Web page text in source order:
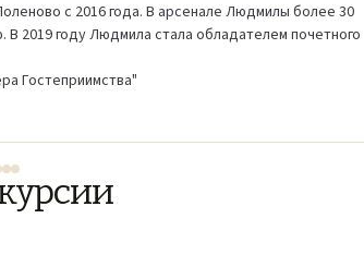
с 2016 года. В арсенале Людмилы более 30
2019 году Людмила стала обладателем почетного
Гостеприимства"